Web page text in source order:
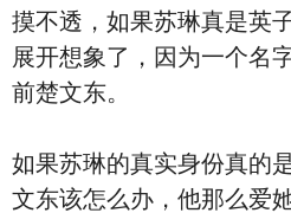
摸不透，如果苏琳真是英
展开想象了，因为一个名
前楚文东。
如果苏琳的真实身份真的
文东该怎么办，他那么爱